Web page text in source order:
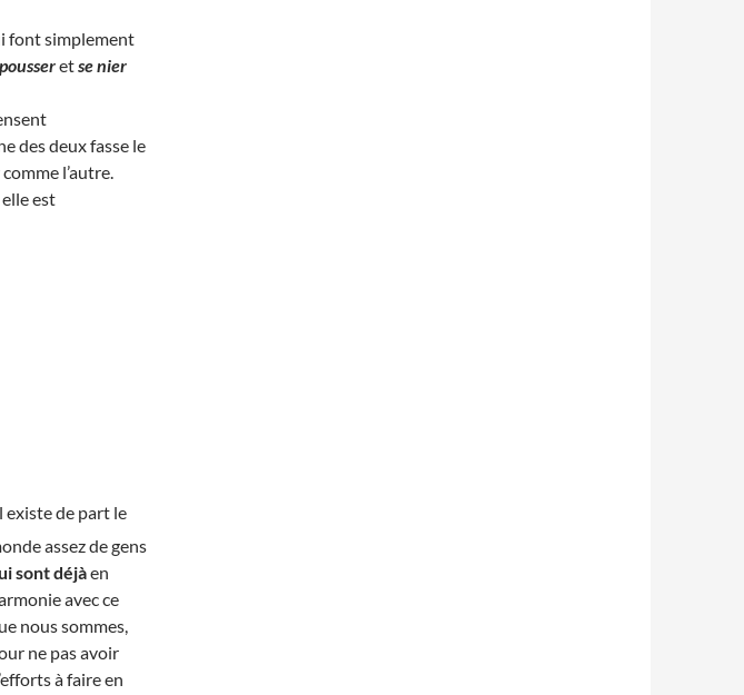
font simplement
etse nier
des deux fasse le
l’autre.
est
l existe de part le
assez de gens
sont déjàen
avec ce
nous sommes,
ne pas avoir
à faire en